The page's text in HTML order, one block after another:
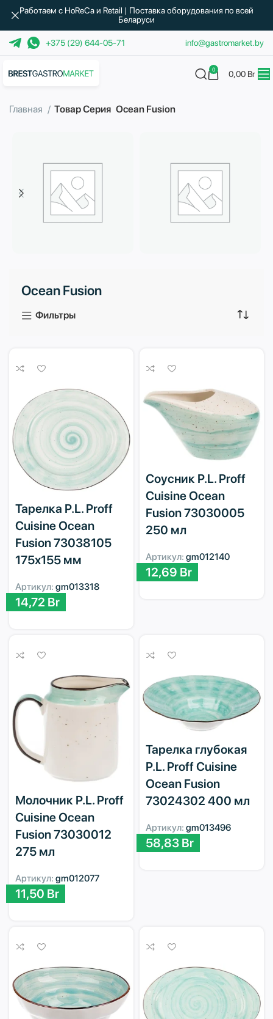
+375 (29) 644-05-71 info@gastromarket.by
0 0,00 Br
Главная Товар Серия Ocean Fusion
3 продукта
Ocean Fusion
Фильтры
Тарелка P.L. Proff
Cuisine Ocean
Fusion 73038105
175х155 мм
Артикул: gm013318
14,72 Br
Соусник P.L. Proff
Cuisine Ocean
Fusion 73030005
250 мл
Артикул: gm012140
12,69 Br
Молочник P.L. Proff
Cuisine Ocean
Fusion 73030012
275 мл
Артикул: gm012077
11,50 Br
Тарелка глубокая
P.L. Proff Cuisine
Ocean Fusion
73024302 400 мл
Артикул: gm013496
58,83 Br
Работаем с HoReCa и Retail | Поставка оборудования по всей
Беларуси